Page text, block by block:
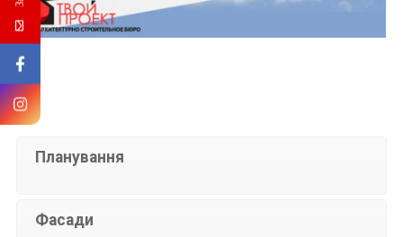
Планування
Фасади